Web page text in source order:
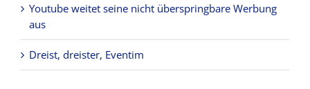
Youtube weitet seine nicht überspringbare Werbung
aus
Dreist, dreister, Eventim